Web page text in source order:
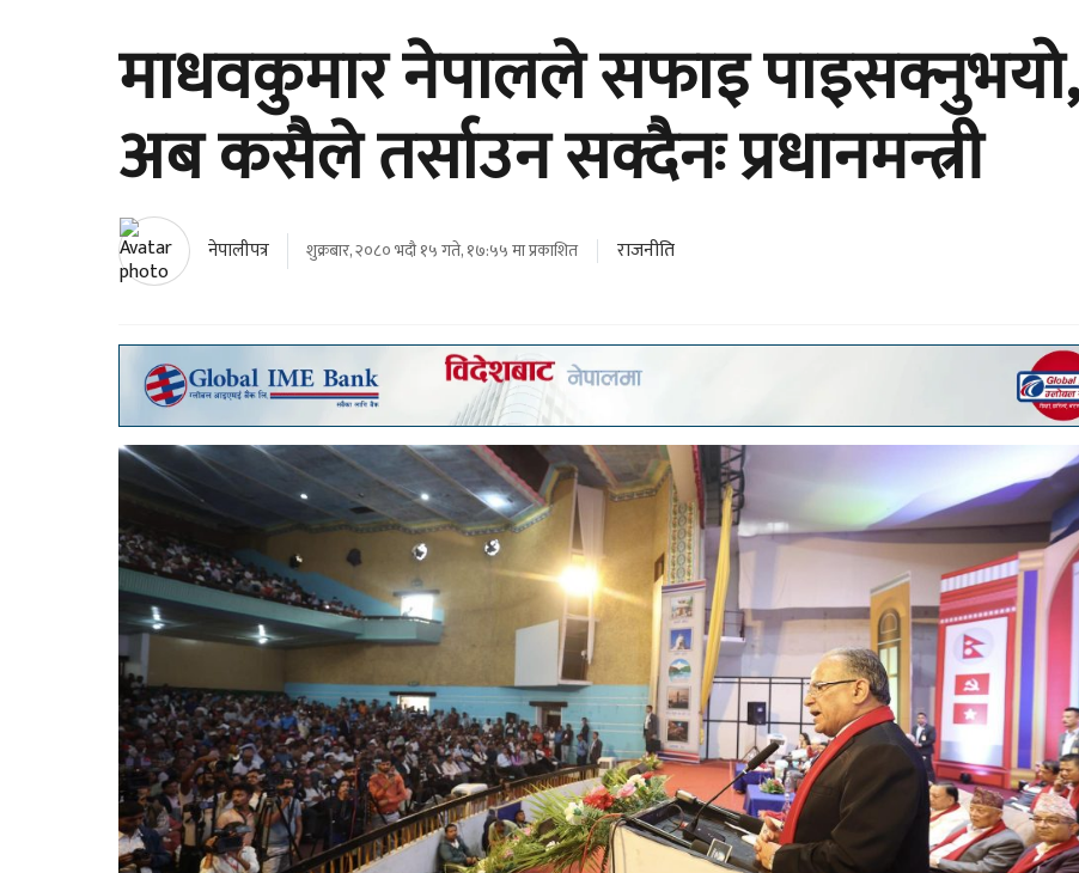
माधवकुमार नेपालले सफाइ पाइसक्नुभयो,
अब कसैले तर्साउन सक्दैनः प्रधानमन्त्री
नेपालीपत्र शुक्रबार, २०८० भदौ १५ गते, १७:५५ मा प्रकाशित राजनीति